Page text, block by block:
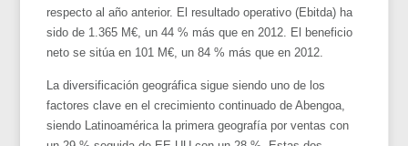
respecto al año anterior. El resultado operativo (Ebitda) ha
sido de 1.365 M€, un 44 % más que en 2012. El beneficio
neto se sitúa en 101 M€, un 84 % más que en 2012.
La diversificación geográfica sigue siendo uno de los
factores clave en el crecimiento continuado de Abengoa,
siendo Latinoamérica la primera geografía por ventas con